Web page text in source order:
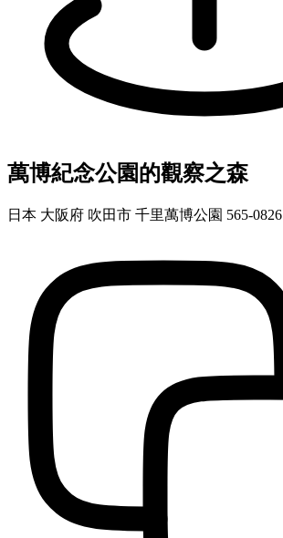
萬博紀念公園的觀察之森
日本 大阪府 吹田市 千里萬博公園 565-0826